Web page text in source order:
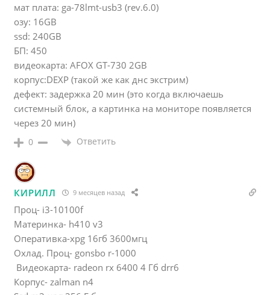
мат плата: ga-78lmt-usb3 (rev.6.0)
озу: 16GB
ssd: 240GB
БП: 450
видеокарта: AFOX GT-730 2GB
корпус:DEXP (такой же как днс экстрим)
дефект: задержка 20 мин (это когда включаешь
системный блок, а картинка на мониторе появляется
через 20 мин)
0 Ответить
КИРИЛЛ 9 месяцев назад
Проц- i3-10100f
Материнка- h410 v3
Оперативка-xpg 16гб 3600мгц
Охлад. Проц- gonsbo r-1000
Видеокарта- radeon rx 6400 4 Гб drr6
Корпус- zalman n4